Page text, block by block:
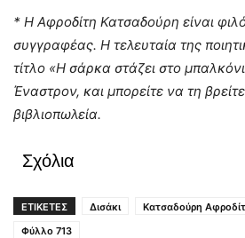
* Η Αφροδίτη Κατσαδούρη είναι
συγγραφέας. Η τελευταία της
τίτλο «Η σάρκα στάζει στο
Έναστρον, και μπορείτε να τη
βιβλιοπωλεία.
Σχόλια
ΕΤΙΚΕΤΕΣ Δισάκι Κατσαδούρη
Φύλλο 713